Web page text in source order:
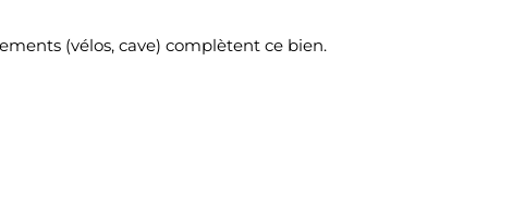
(vélos, cave) complètent ce bien.